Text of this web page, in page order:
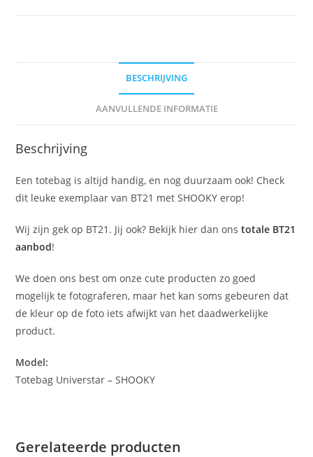
BESCHRIJVING
AANVULLENDE INFORMATIE
Beschrijving
Een totebag is altijd handig, en nog duurzaam ook! Check
dit leuke exemplaar van BT21 met SHOOKY erop!
Wij zijn gek op BT21. Jij ook? Bekijk hier dan onstotale BT21
aanbod!
We doen ons best om onze cute producten zo goed
mogelijk te fotograferen, maar het kan soms gebeuren dat
de kleur op de foto iets afwijkt van het daadwerkelijke
product.
Model:
Totebag Universtar – SHOOKY
Gerelateerde producten